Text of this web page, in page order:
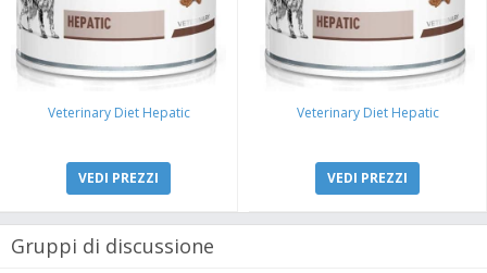
Veterinary Diet Hepatic
VEDI PREZZI
Veterinary Diet Hepatic
VEDI PREZZI
Gruppi di discussione